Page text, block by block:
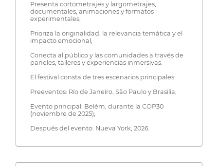
Presenta cortometrajes y largometrajes,
documentales, animaciones y formatos
experimentales;
Prioriza la originalidad, la relevancia temática y el
impacto emocional;
Conecta al público y las comunidades a través de
paneles, talleres y experiencias inmersivas.
El festival consta de tres escenarios principales:
Preeventos: Río de Janeiro, São Paulo y Brasilia;
Evento principal: Belém, durante la COP30
(noviembre de 2025);
Después del evento: Nueva York, 2026.